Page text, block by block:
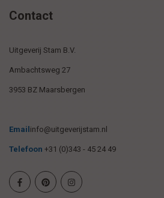
Contact
Uitgeverij Stam B.V.
Ambachtsweg 27
3953 BZ Maarsbergen
Email info@uitgeverijstam.nl
Telefoon +31 (0)343 - 45 24 49